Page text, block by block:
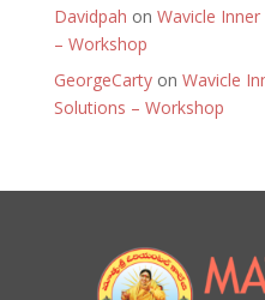
Davidpah on Wavicle
– Workshop
GeorgeCartyon Wavicle
Solutions – Workshop